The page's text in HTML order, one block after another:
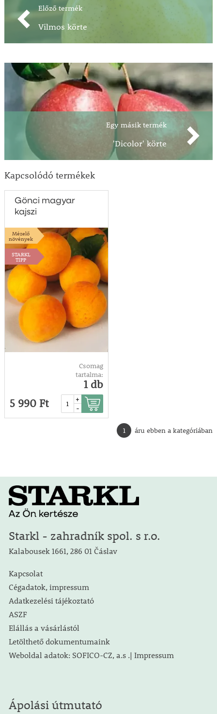
Előző termék
Vilmos körte
Egy másik termék
'Dicolor' körte
Kapcsolódó termékek
Gönci magyar
kajszi
Mézelő
növények
STARKL
TIPP
Csomag
tartalma:
1 db
5 990 Ft
+
-
1 áru ebben a kategóriában
Starkl - zahradník spol. s r.o.
Kalabousek 1661, 286 01 Čáslav
Kapcsolat
Cégadatok, impressum
Adatkezelési tájékoztató
ASZF
Elállás a vásárlástól
Letölthető dokumentumaink
Weboldal adatok: SOFICO-CZ, a.s .| Impressum
Ápolási útmutató